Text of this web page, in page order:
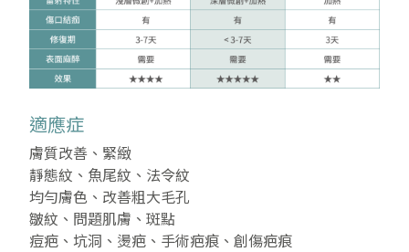
適應症
膚質改善、緊緻
靜態紋、魚尾紋、法令紋
均勻膚色、改善粗大毛孔
皺紋、問題肌膚、斑點
痘疤、坑洞、燙疤、手術疤痕、創傷疤痕